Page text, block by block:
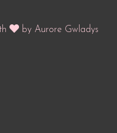
by Aurore Gwladys